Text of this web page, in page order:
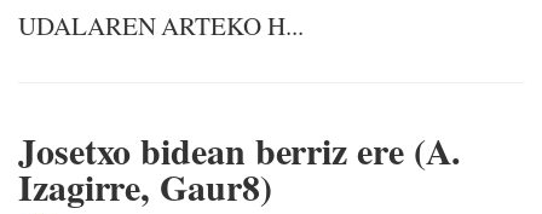
UDALAREN ARTEKO H...
Josetxo bidean berriz ere (A.
Izagirre, Gaur8)